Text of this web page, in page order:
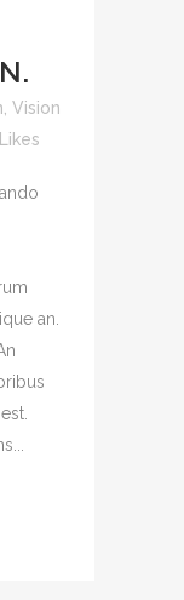
Vision
Likes
an.